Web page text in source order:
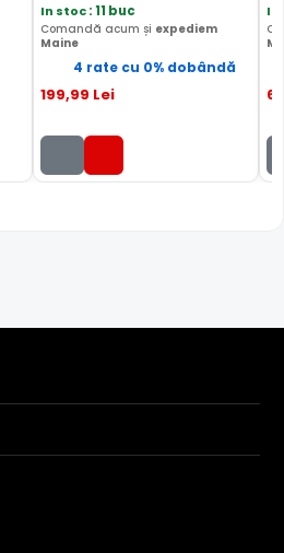
In stoc: 11 buc
Comandă acum și expediem
Maine
4 rate cu 0% dobândă
199,99 Lei
In